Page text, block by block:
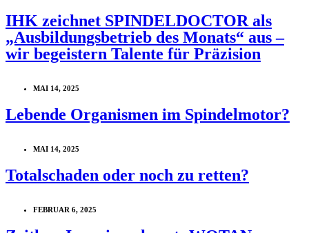
IHK zeichnet SPINDELDOCTOR als
„Ausbildungsbetrieb des Monats“ aus –
wir begeistern Talente für Präzision
MAI 14, 2025
Lebende Organismen im Spindelmotor?
MAI 14, 2025
Totalschaden oder noch zu retten?
FEBRUAR 6, 2025